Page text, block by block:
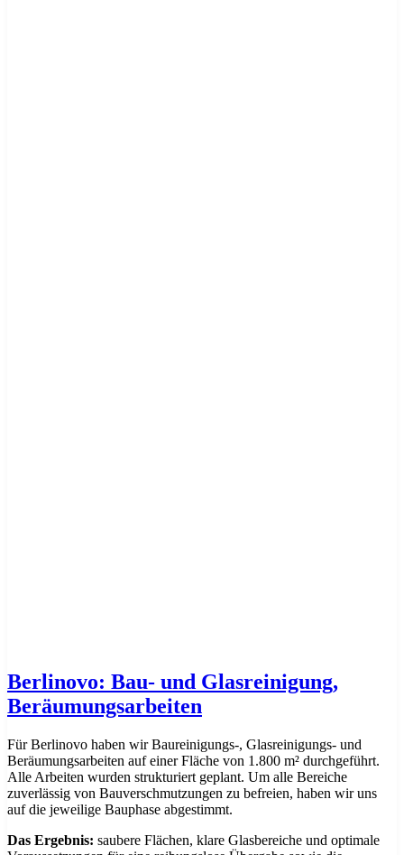
Berlinovo: Bau- und Glasreinigung,
Beräumungsarbeiten
Für Berlinovo haben wir Baureinigungs-, Glasreinigungs- und
Beräumungsarbeiten auf einer Fläche von 1.800 m² durchgeführt.
Alle Arbeiten wurden strukturiert geplant. Um alle Bereiche
zuverlässig von Bauverschmutzungen zu befreien, haben wir uns
auf die jeweilige Bauphase abgestimmt.
Das Ergebnis: saubere Flächen, klare Glasbereiche und optimale